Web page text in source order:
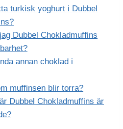
turkisk yoghurt i Dubbel
Dubbel Chokladmuffins
annan choklad i
muffinsen blir torra?
Dubbel Chokladmuffins är